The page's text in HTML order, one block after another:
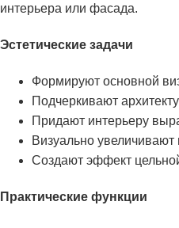
интерьера или фасада.
Эстетические задачи
Формируют основной
Подчеркивают
Придают интерьеру
Визуально
Создают эффект
Практические функции